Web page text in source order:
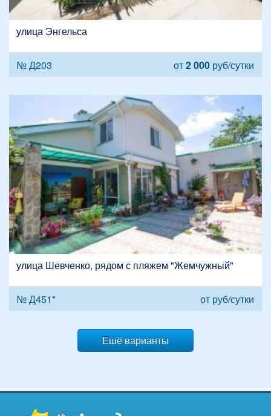
улица Энгельса
№ Д203 от2 000 руб/сутки
улица Шевченко, рядом с пляжем "Жемчужный"
№ Д451* от руб/сутки
Ешё варианты